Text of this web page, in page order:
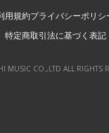
用規約プライバシーポリシ
特定商取引法に基づく表記
MUSIC CO.,LTD ALL RIGHTS